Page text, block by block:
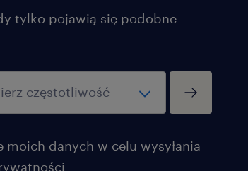
tylko pojawią się podobne
danych w celu wysyłania